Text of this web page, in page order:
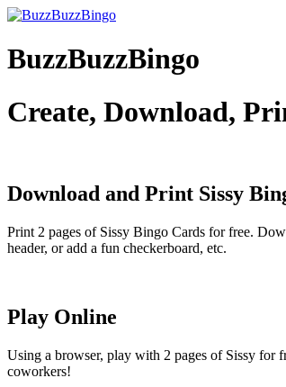
BuzzBuzzBingo
Create, Download,
Download and Print Sissy
Print 2 pages of Sissy Bingo Cards for free.
header, or add a fun checkerboard, etc.
Play Online
Using a browser, play with 2 pages of Sissy for
coworkers!